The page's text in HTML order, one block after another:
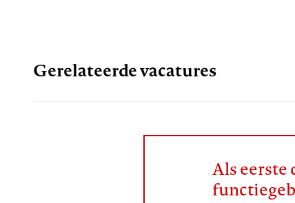
Gerelateerde vacatures
Als eerste